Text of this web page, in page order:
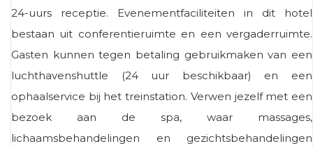
24-uurs receptie. Evenementfaciliteiten in dit hotel
bestaan ​​uit conferentieruimte en een vergaderruimte.
Gasten kunnen tegen betaling gebruikmaken van een
luchthavenshuttle (24 uur beschikbaar) en een
ophaalservice bij het treinstation. Verwen jezelf met een
bezoek aan de spa, waar massages,
lichaamsbehandelingen en gezichtsbehandelingen